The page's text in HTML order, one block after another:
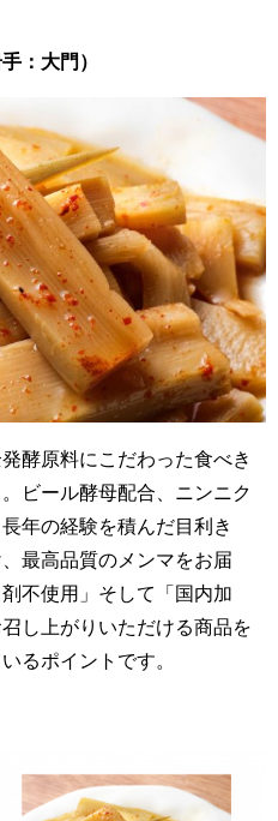
：大門）
酵原料にこだわった食べき
ビール酵母配合、ニンニク
長年の経験を積んだ目利き
最高品質のメンマをお届
不使用」 そして「国内加
し上がりいただける商品を
るポイントです。